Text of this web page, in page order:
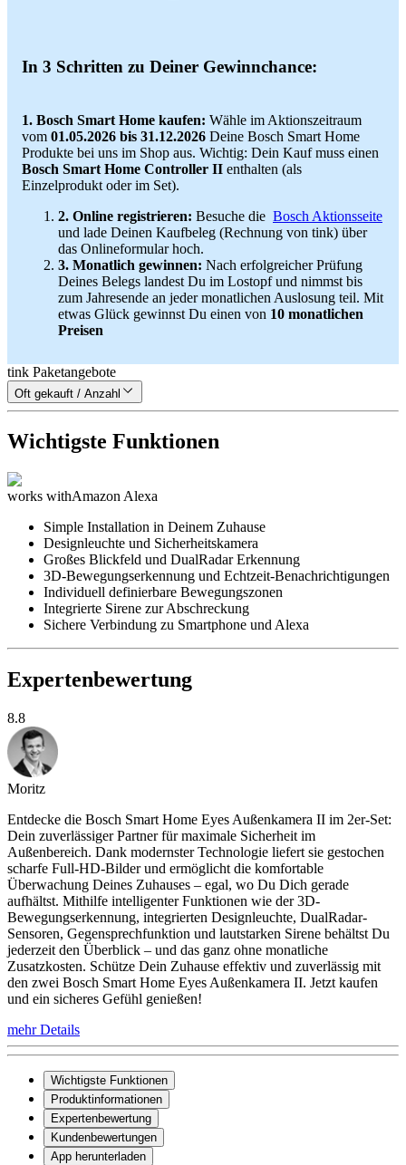
In 3 Schritten zu Deiner Gewinnchance:
1. Bosch Smart Home kaufen: Wähle im Aktionszeitraum
vom 01.05.2026 bis 31.12.2026 Deine Bosch Smart Home
Produkte bei uns im Shop aus. Wichtig: Dein Kauf muss einen
Bosch Smart Home Controller II enthalten (als
Einzelprodukt oder im Set).
2. Online registrieren: Besuche die Bosch Aktionsseite
und lade Deinen Kaufbeleg (Rechnung von tink) über
das Onlineformular hoch.
3. Monatlich gewinnen: Nach erfolgreicher Prüfung
Deines Belegs landest Du im Lostopf und nimmst bis
zum Jahresende an jeder monatlichen Auslosung teil. Mit
etwas Glück gewinnst Du einen von 10 monatlichen
Preisen
tink Paketangebote
Oft gekauft / Anzahl
Wichtigste Funktionen
works withAmazon Alexa
Simple Installation in Deinem Zuhause
Designleuchte und Sicherheitskamera
Großes Blickfeld und DualRadar Erkennung
3D-Bewegungserkennung und Echtzeit-Benachrichtigungen
Individuell definierbare Bewegungszonen
Integrierte Sirene zur Abschreckung
Sichere Verbindung zu Smartphone und Alexa
Expertenbewertung
8.8
Moritz
Entdecke die Bosch Smart Home Eyes Außenkamera II im 2er-Set:
Dein zuverlässiger Partner für maximale Sicherheit im
Außenbereich. Dank modernster Technologie liefert sie gestochen
scharfe Full-HD-Bilder und ermöglicht die komfortable
Überwachung Deines Zuhauses – egal, wo Du Dich gerade
aufhältst. Mithilfe intelligenter Funktionen wie der 3D-
Bewegungserkennung, integrierten Designleuchte, DualRadar-
Sensoren, Gegensprechfunktion und lautstarken Sirene behältst Du
jederzeit den Überblick – und das ganz ohne monatliche
Zusatzkosten. Schütze Dein Zuhause effektiv und zuverlässig mit
den zwei Bosch Smart Home Eyes Außenkamera II. Jetzt kaufen
und ein sicheres Gefühl genießen!
mehr Details
Wichtigste Funktionen
Produktinformationen
Expertenbewertung
Kundenbewertungen
App herunterladen